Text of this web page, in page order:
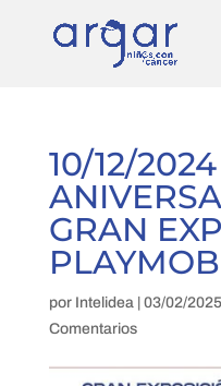
10/12/2024
GRAN
por Intelidea| 03/02/2025
Comentarios